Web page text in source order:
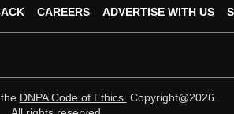
CAREERS ADVERTISE WITH US
DNPA Code of Ethics. Copyright@2026.